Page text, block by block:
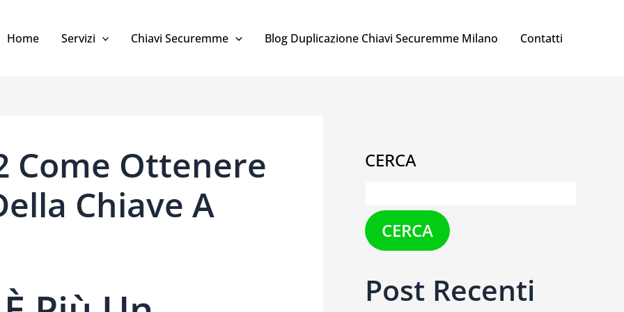
Home Servizi Chiavi Securemme Blog Duplicazione Chiavi Securemme Milano Contatti
Come Ottenere
Chiave A
CERCA
CERCA
Post Recenti